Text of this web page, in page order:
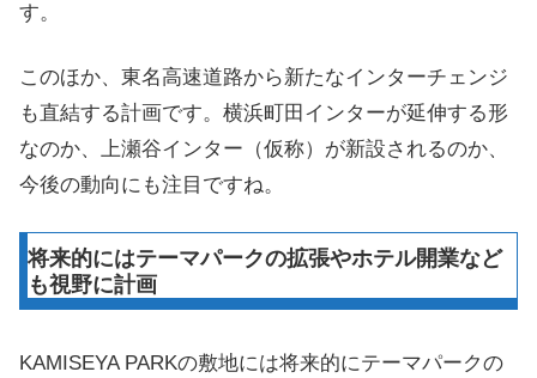
す。
このほか、東名高速道路から新たなインターチェンジ
も直結する計画です。横浜町田インターが延伸する形
なのか、上瀬谷インター（仮称）が新設されるのか、
今後の動向にも注目ですね。
将来的にはテーマパークの拡張やホテル開業など
も視野に計画
KAMISEYA PARKの敷地には将来的にテーマパークの